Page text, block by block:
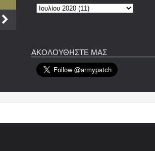
ΑΚΟΛΟΥΘΗΣΤΕ ΜΑΣ